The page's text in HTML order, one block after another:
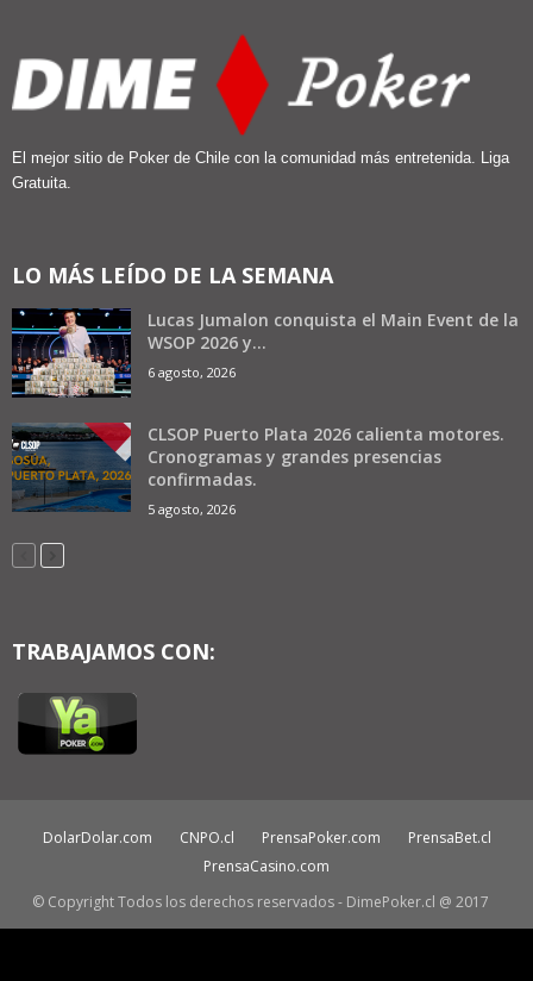
El mejor sitio de Poker de Chile con la comunidad más entretenida. Liga
Gratuita.
LO MÁS LEÍDO DE LA SEMANA
Lucas Jumalon conquista el Main Event de la
WSOP 2026 y...
6 agosto, 2026
CLSOP Puerto Plata 2026 calienta motores.
Cronogramas y grandes presencias
confirmadas.
5 agosto, 2026
TRABAJAMOS CON:
DolarDolar.com CNPO.cl PrensaPoker.com
PrensaBet.cl
PrensaCasino.com
© Copyright Todos los derechos reservados - DimePoker.cl @ 2017